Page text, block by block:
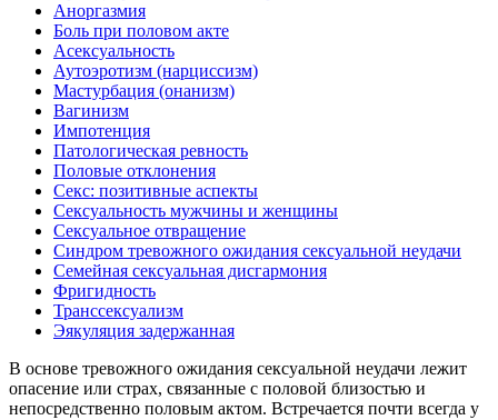
Аноргазмия
Боль при половом акте
Асексуальность
Аутоэротизм (нарциссизм)
Мастурбация (онанизм)
Вагинизм
Импотенция
Патологическая ревность
Половые отклонения
Секс: позитивные аспекты
Сексуальность мужчины и женщины
Сексуальное отвращение
Синдром тревожного ожидания сексуальной неудачи
Семейная сексуальная дисгармония
Фригидность
Транссексуализм
Эякуляция задержанная
В основе тревожного ожидания сексуальной неудачи лежит
опасение или страх, связанные с половой близостью и
непосредственно половым актом. Встречается почти всегда у